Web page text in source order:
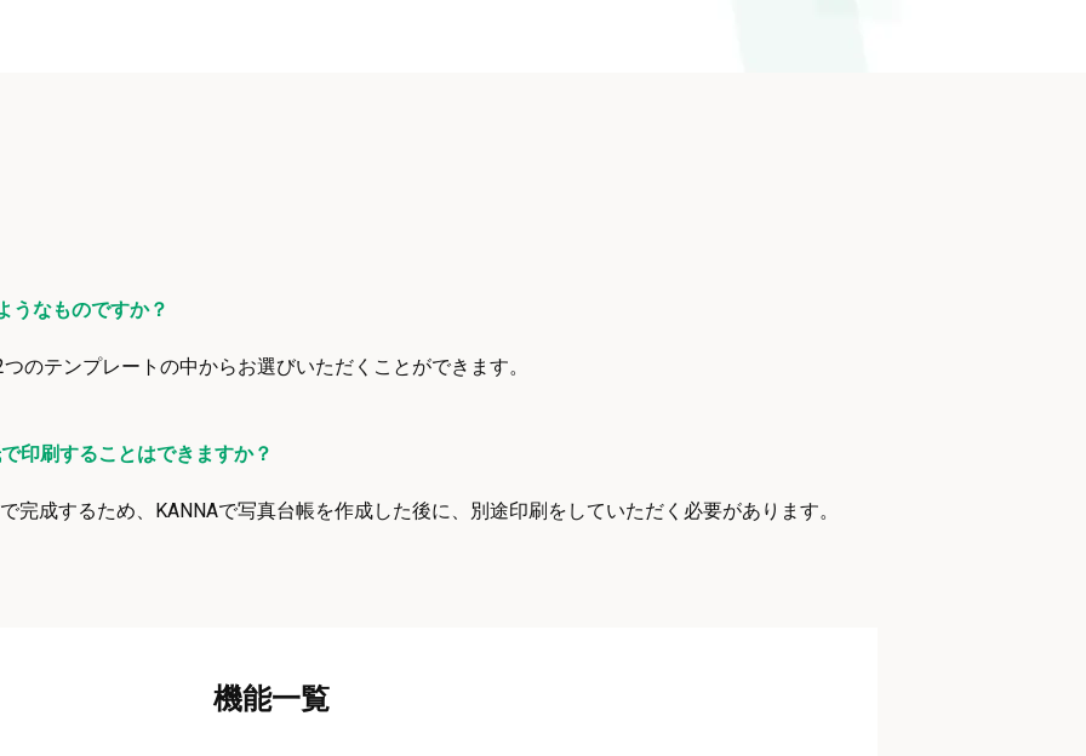
うなものですか？
のテンプレートの中からお選びいただくことができます。
印刷することはできますか？
完成するため、KANNAで写真台帳を作成した後に、別途印刷をしていただく必要があります。
機能一覧